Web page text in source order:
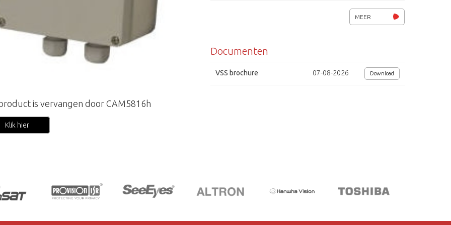
is vervangen door CAM5816h
Klik hier
Afmetingen (bxhxd) 120x200x77mm
MEER
Documenten
VSS brochure 07-08-2026 Download